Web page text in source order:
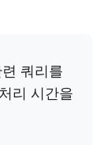
쿼리를
리 시간을